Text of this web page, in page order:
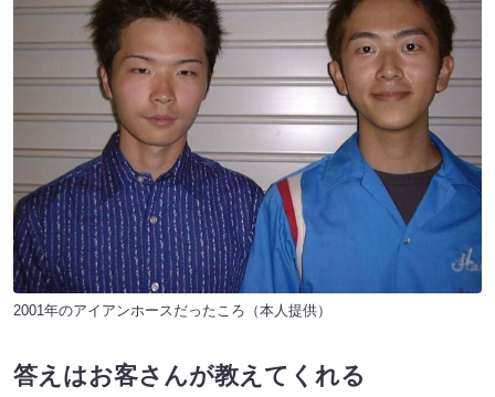
2001年のアイアンホースだったころ（本人提供）
答えはお客さんが教えてくれる